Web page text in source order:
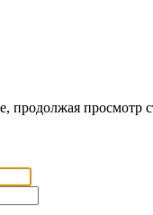
просмотр